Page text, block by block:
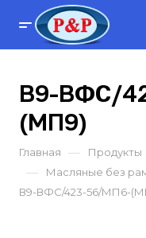
В9-ВФС/
(МП9)
Главная — Продукты
— Масляные без
В9-ВФС/423-56/МП6-